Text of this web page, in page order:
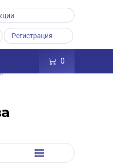
Регистрация
0
Аксессуары
/